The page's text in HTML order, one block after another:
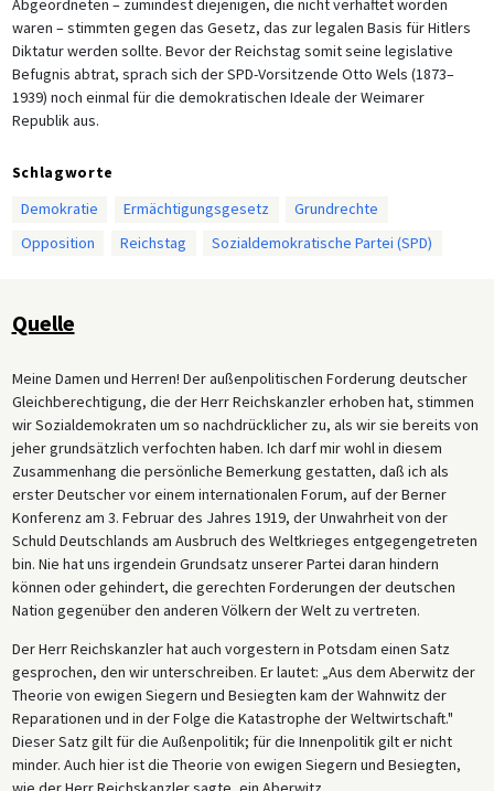
Abgeordneten – zumindest diejenigen, die nicht verhaftet worden
waren – stimmten gegen das Gesetz, das zur legalen Basis für Hitlers
Diktatur werden sollte. Bevor der Reichstag somit seine legislative
Befugnis abtrat, sprach sich der SPD-Vorsitzende Otto Wels (1873–
1939) noch einmal für die demokratischen Ideale der Weimarer
Republik aus.
Schlagworte
Demokratie
Ermächtigungsgesetz
Grundrechte
Opposition
Reichstag Sozialdemokratische Partei (SPD)
Quelle
Meine Damen und Herren! Der außenpolitischen Forderung deutscher
Gleichberechtigung, die der Herr Reichskanzler erhoben hat, stimmen
wir Sozialdemokraten um so nachdrücklicher zu, als wir sie bereits von
jeher grundsätzlich verfochten haben. Ich darf mir wohl in diesem
Zusammenhang die persönliche Bemerkung gestatten, daß ich als
erster Deutscher vor einem internationalen Forum, auf der Berner
Konferenz am 3. Februar des Jahres 1919, der Unwahrheit von der
Schuld Deutschlands am Ausbruch des Weltkrieges entgegengetreten
bin. Nie hat uns irgendein Grundsatz unserer Partei daran hindern
können oder gehindert, die gerechten Forderungen der deutschen
Nation gegenüber den anderen Völkern der Welt zu vertreten.
Der Herr Reichskanzler hat auch vorgestern in Potsdam einen Satz
gesprochen, den wir unterschreiben. Er lautet: „Aus dem Aberwitz der
Theorie von ewigen Siegern und Besiegten kam der Wahnwitz der
Reparationen und in der Folge die Katastrophe der Weltwirtschaft."
Dieser Satz gilt für die Außenpolitik; für die Innenpolitik gilt er nicht
minder. Auch hier ist die Theorie von ewigen Siegern und Besiegten,